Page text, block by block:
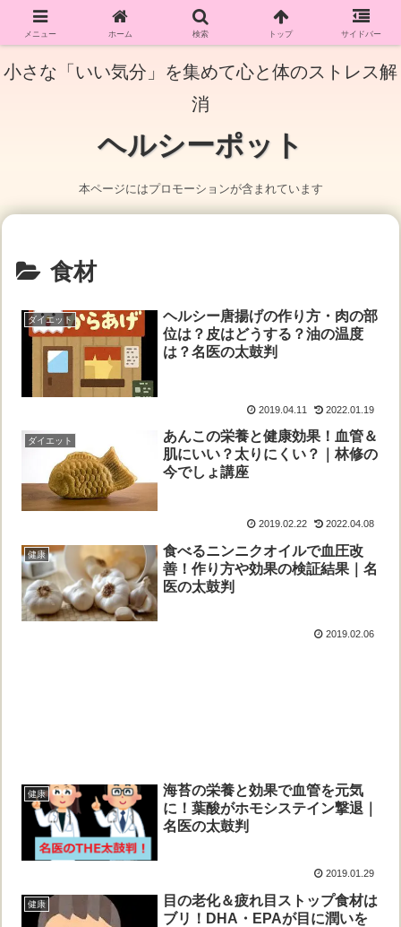
小さな「いい気分」を集めて心と体のストレス解
消
ヘルシーポット
本ページにはプロモーションが含まれています
食材
ダイエット
ヘルシー唐揚げの作り方・肉の部
位は？皮はどうする？油の温度
は？名医の太鼓判
2019.04.11 2022.01.19
ダイエット
あんこの栄養と健康効果！血管＆
肌にいい？太りにくい？｜林修の
今でしょ講座
2019.02.22 2022.04.08
健康
食べるニンニクオイルで血圧改
善！作り方や効果の検証結果｜名
医の太鼓判
2019.02.06
健康
海苔の栄養と効果で血管を元気
に！葉酸がホモシステイン撃退｜
名医の太鼓判
2019.01.29
健康
目の老化＆疲れ目ストップ食材は
ブリ！DHA・EPAが目に潤いを
メニュー ホーム 検索 トップ サイドバー